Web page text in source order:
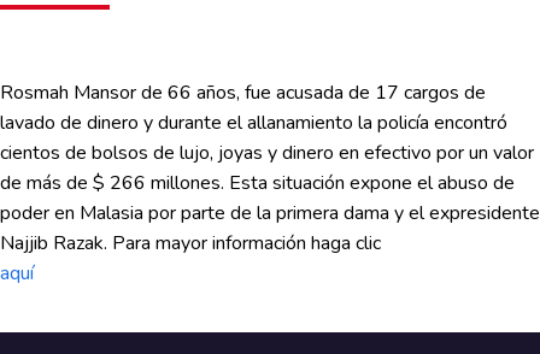
Rosmah Mansor de 66 años, fue acusada de 17 cargos de
lavado de dinero y durante el allanamiento la policía encontró
cientos de bolsos de lujo, joyas y dinero en efectivo por un valor
de más de $ 266 millones. Esta situación expone el abuso de
poder en Malasia por parte de la primera dama y el expresidente
Najjib Razak. Para mayor información haga clic
aquí